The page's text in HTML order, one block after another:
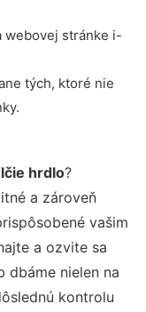
webovej stránke i-
tých, ktoré nie
hrdlo?
a zároveň
vašim
a ozvite sa
dbáme nielen na
kontrolu